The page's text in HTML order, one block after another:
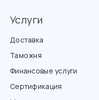
Услуги
Доставка
Таможня
Финансовые услуги
Сертификация